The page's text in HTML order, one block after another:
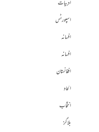
ادبیات
اسپورٹس
افسانہ
افسانہ
افغانستان
الحاد
انتخاب
بلاگز